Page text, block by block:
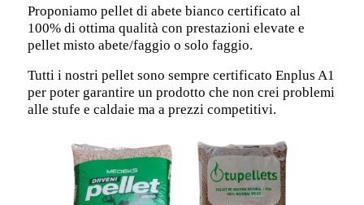
Proponiamo pellet di abete bianco certificato al
100% di ottima qualità con prestazioni elevate e
pellet misto abete/faggio o solo faggio.
Tutti i nostri pellet sono sempre certificato Enplus A1
per poter garantire un prodotto che non crei problemi
alle stufe e caldaie ma a prezzi competitivi.